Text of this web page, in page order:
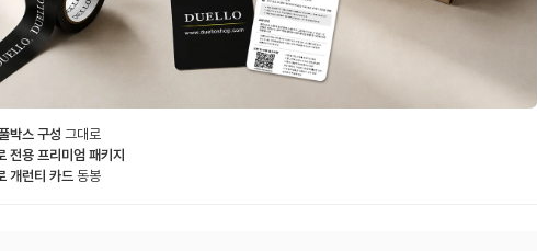
박스 구성 그대로
전용 프리미엄 패키지
개런티 카드 동봉